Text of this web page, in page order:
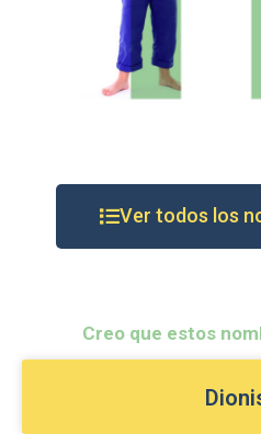
Ver todos los
Creo que estos